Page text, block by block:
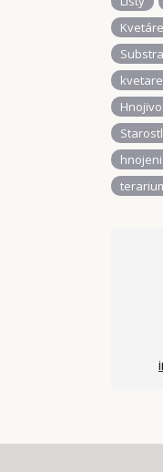
Hnojivo